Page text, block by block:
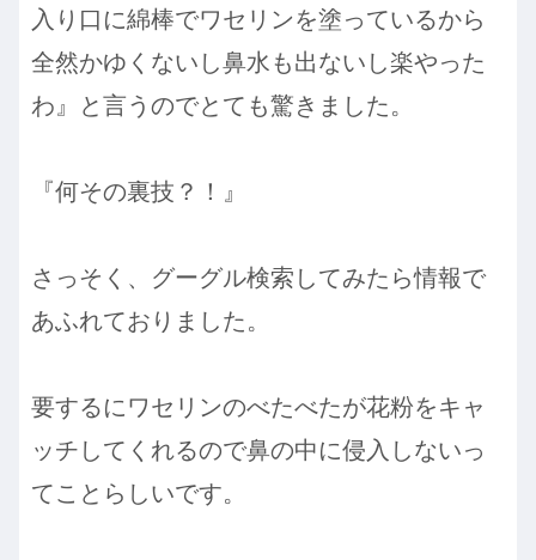
入り口に綿棒でワセリンを塗っているから
全然かゆくないし鼻水も出ないし楽やった
わ』と言うのでとても驚きました。
『何その裏技？！』
さっそく、グーグル検索してみたら情報で
あふれておりました。
要するにワセリンのべたべたが花粉をキャ
ッチしてくれるので鼻の中に侵入しないっ
てことらしいです。